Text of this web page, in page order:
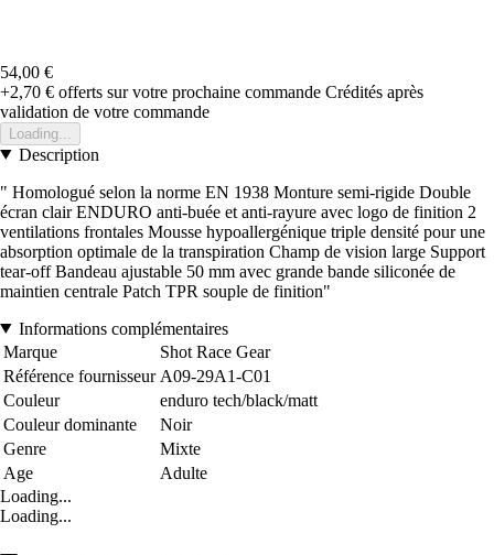
54,00 €
+2,70 € offerts sur votre prochaine commande Crédités après
validation de votre commande
Loading...
Description
" Homologué selon la norme EN 1938 Monture semi-rigide Double
écran clair ENDURO anti-buée et anti-rayure avec logo de finition 2
ventilations frontales Mousse hypoallergénique triple densité pour une
absorption optimale de la transpiration Champ de vision large Support
tear-off Bandeau ajustable 50 mm avec grande bande siliconée de
maintien centrale Patch TPR souple de finition"
Informations complémentaires
Marque
Shot Race Gear
Référence fournisseur A09-29A1-C01
Couleur
enduro tech/black/matt
Couleur dominante
Noir
Genre
Mixte
Age
Adulte
Loading...
Loading...